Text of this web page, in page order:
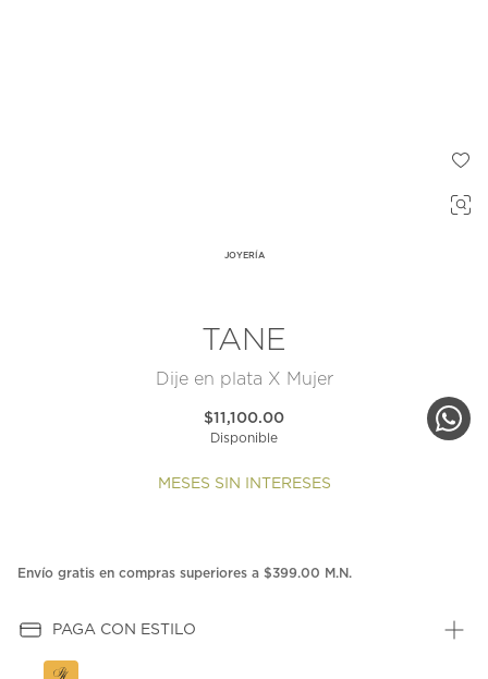
JOYERÍA
TANE
Dije en plata X Mujer
$11,100.00
Disponible
MESES SIN INTERESES
Envío gratis en compras superiores a $399.00 M.N.
PAGA CON ESTILO